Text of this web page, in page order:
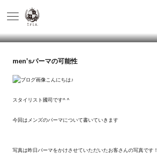
men’sパーマの可能性
こんにちは♪
スタイリスト國司です^ ^
今回はメンズのパーマについて書いていきます
写真は昨日パーマをかけさせていただいたお客さんの写真です！